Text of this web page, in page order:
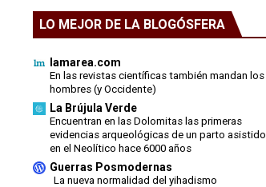
LO MEJOR DE LA BLOGÓSFERA
lamarea.com
En las revistas científicas también mandan los
hombres (y Occidente)
La Brújula Verde
Encuentran en las Dolomitas las primeras
evidencias arqueológicas de un parto asistido
en el Neolítico hace 6000 años
Guerras Posmodernas
La nueva normalidad del yihadismo